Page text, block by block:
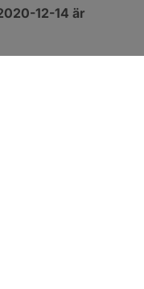
12-14 är
öppnas i nytt fönster.